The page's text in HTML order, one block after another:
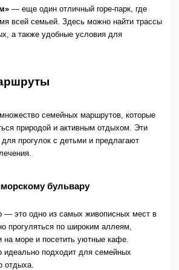
— еще один отличный rope-парк, где
всей семьей. Здесь можно найти трассы
а также удобные условия для
семейных маршрутов, которые
природой и активным отдыхом. Эти
прогулок с детьми и предлагают
бульвару
— это одно из самых живописных мест в
прогуляться по широким аллеям,
на море и посетить уютные кафе.
идеально подходит для семейных
отдыха.